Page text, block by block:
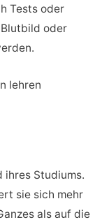
Tests oder
oder
lehren
ihres Studiums.
sie sich mehr
als auf die